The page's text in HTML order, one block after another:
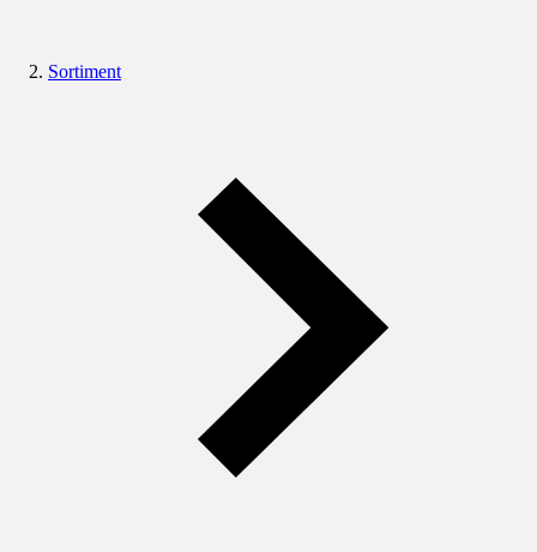
Sortiment